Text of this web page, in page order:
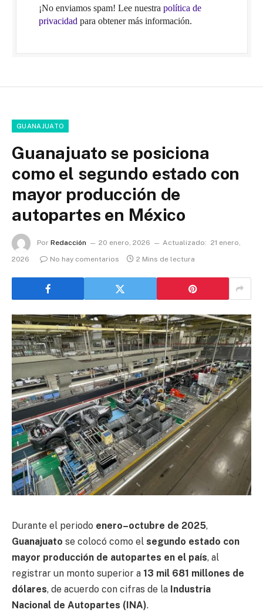
¡No enviamos spam! Lee nuestra política de
privacidad para obtener más información.
GUANAJUATO
Guanajuato se posiciona
como el segundo estado con
mayor producción de
autopartes en México
Por Redacción 20 enero, 2026 Actualizado: 21 enero,
2026
No hay comentarios 2 Mins de lectura
Durante el periodo enero–octubre de 2025,
Guanajuato se colocó como el segundo estado con
mayor producción de autopartes en el país, al
registrar un monto superior a 13 mil 681 millones de
dólares, de acuerdo con cifras de la Industria
Nacional de Autopartes (INA).